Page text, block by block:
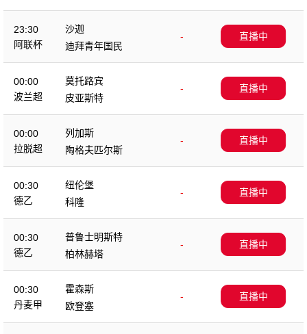
23:30
阿联杯
沙迦
-
迪拜青年国民
直播中
00:00
波兰超
莫托路宾
-
皮亚斯特
直播中
00:00
拉脱超
列加斯
-
陶格夫匹尔斯
直播中
00:30
德乙
纽伦堡
-
科隆
直播中
00:30
德乙
普鲁士明斯特
-
柏林赫塔
直播中
00:30
丹麦甲
霍森斯
-
欧登塞
直播中